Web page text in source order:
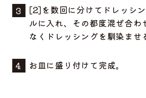
[2]を数回に分けてドレッシ
ルに入れ、その都度混ぜ合わ
なくドレッシングを馴染ませ
お皿に盛り付けて完成。